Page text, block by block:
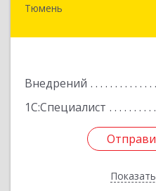
Тюмень
Внедрений
1С:Специалист
625018, Тюменская